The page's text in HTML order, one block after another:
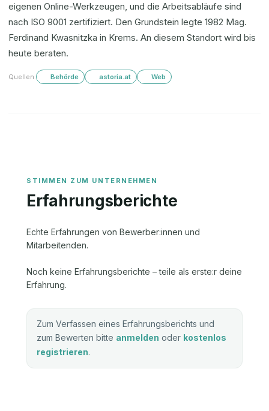
eigenen Online-Werkzeugen, und die Arbeitsabläufe sind
nach ISO 9001 zertifiziert. Den Grundstein legte 1982 Mag.
Ferdinand Kwasnitzka in Krems. An diesem Standort wird bis
heute beraten.
Quellen: Behörde astoria.at Web
Erfahrungsberichte
Echte Erfahrungen von Bewerber:innen und
Mitarbeitenden.
Noch keine Erfahrungsberichte – teile als erste:r deine
Erfahrung.
Zum Verfassen eines Erfahrungsberichts und
zum Bewerten bitte anmelden oder kostenlos
registrieren.